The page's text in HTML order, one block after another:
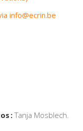
info@ecrin.be
:Tanja Mosblech.